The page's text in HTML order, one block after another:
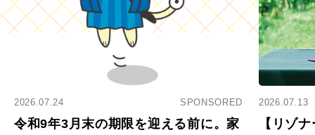
2026.07.24 SPONSORED
令和9年3月末の期限を迎える前に。家
2026.07.13
【リゾ